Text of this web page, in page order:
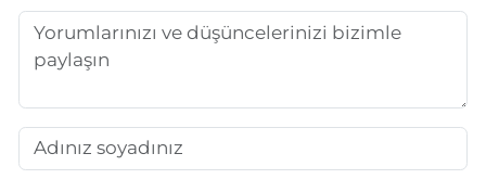
adım attım.